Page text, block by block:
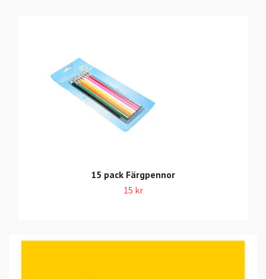
15 pack Färgpennor
15 kr